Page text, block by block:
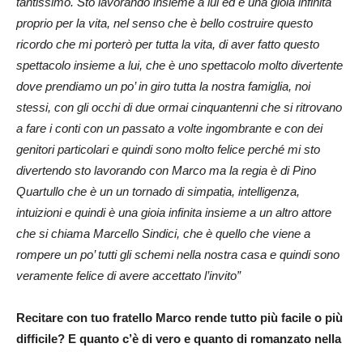
proprio per la vita, nel senso che è bello costruire questo
ricordo che mi porterò per tutta la vita, di aver fatto questo
spettacolo insieme a lui, che è uno spettacolo molto divertente
dove prendiamo un po’ in giro tutta la nostra famiglia, noi
stessi, con gli occhi di due ormai cinquantenni che si ritrovano
a fare i conti con un passato a volte ingombrante e con dei
genitori particolari e quindi sono molto felice perché mi sto
divertendo sto lavorando con Marco ma la regia è di Pino
Quartullo che è un un tornado di simpatia, intelligenza,
intuizioni e quindi è una gioia infinita insieme a un altro attore
che si chiama Marcello Sindici, che è quello che viene a
rompere un po’ tutti gli schemi nella nostra casa e quindi sono
veramente felice di avere accettato l’invito”
Recitare con tuo fratello Marco rende tutto più facile o più
difficile? E quanto c’è di vero e quanto di romanzato nella